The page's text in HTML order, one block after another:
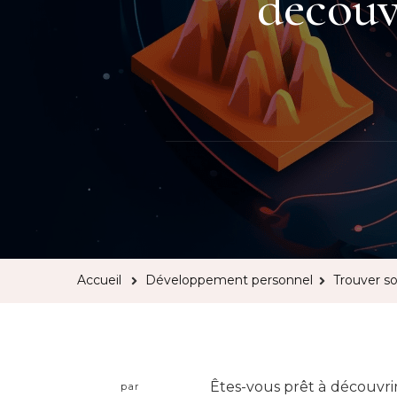
Accueil Développement personnel Trouver
par
Êtes-vous prêt à